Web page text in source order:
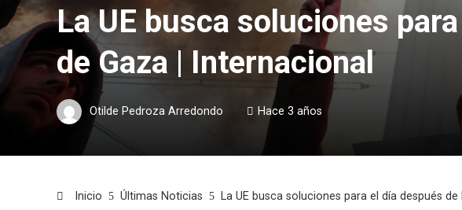
La UE busca soluciones
de Gaza | Internacional
Otilde Pedroza Arredondo Hace 3 años
Inicio Últimas Noticias La UE busca soluciones para el día después